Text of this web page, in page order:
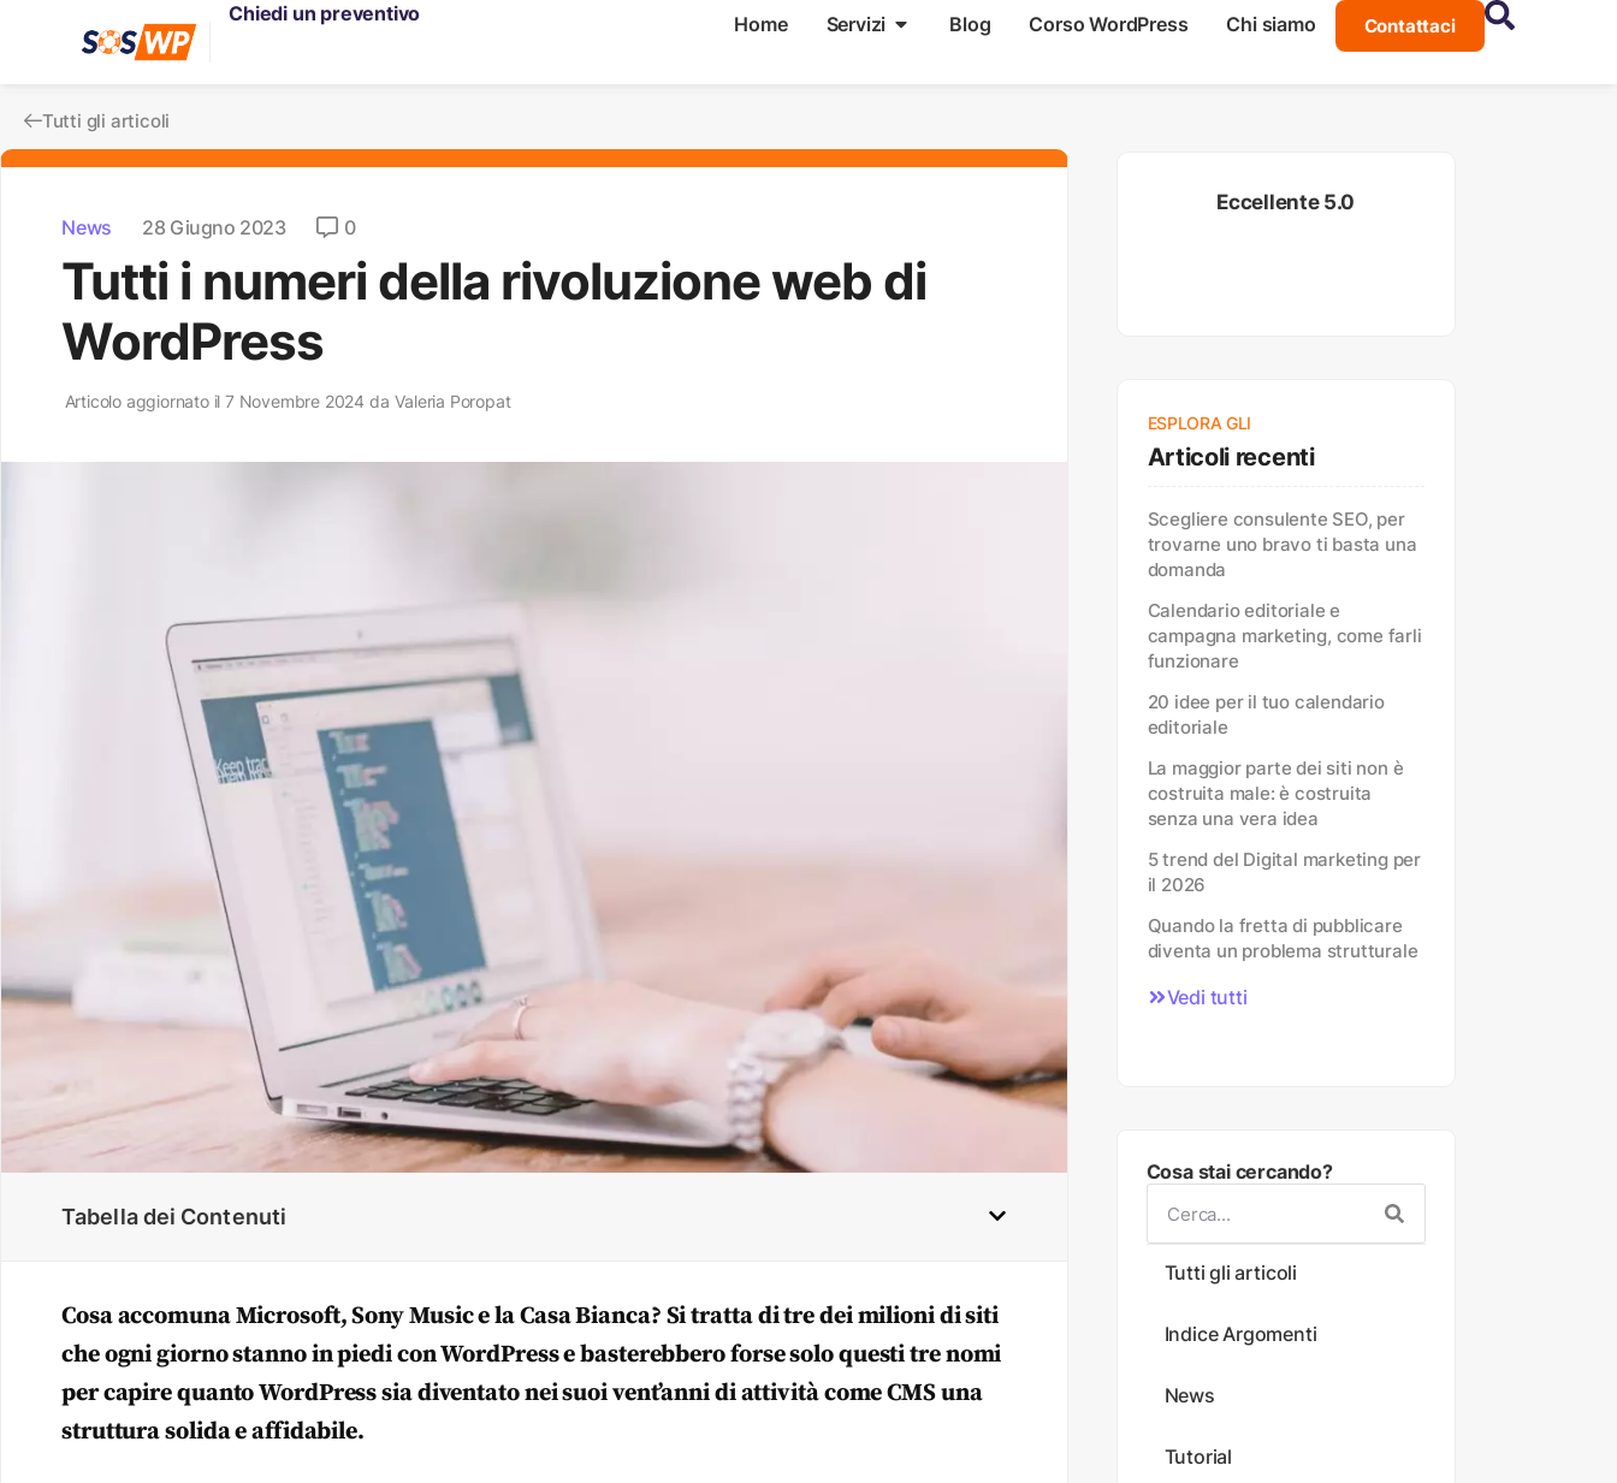
Home Servizi Blog Corso WordPress Chi siamo Contattaci
Chiedi un preventivo
Tutti gli articoli
News 28 Giugno 2023 0
Tutti i numeri della rivoluzione web di
WordPress
Articolo aggiornato il 7 Novembre 2024 da Valeria Poropat
Tabella dei Contenuti
Cosa accomuna Microsoft, Sony Music e la Casa Bianca? Si tratta di tre dei milioni di siti
che ogni giorno stanno in piedi con WordPress e basterebbero forse solo questi tre nomi
per capire quanto WordPress sia diventato nei suoi vent’anni di attività come CMS una
struttura solida e affidabile.
Eccellente 5.0
ESPLORA GLI
Articoli recenti
Scegliere consulente SEO, per
trovarne uno bravo ti basta una
domanda
Calendario editoriale e
campagna marketing, come farli
funzionare
20 idee per il tuo calendario
editoriale
La maggior parte dei siti non è
costruita male: è costruita
senza una vera idea
5 trend del Digital marketing per
il 2026
Quando la fretta di pubblicare
diventa un problema strutturale
Vedi tutti
Cosa stai cercando?
Tutti gli articoli
Indice Argomenti
News
Tutorial